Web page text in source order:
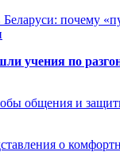
Беларуси: почему
учения по
общения и
о